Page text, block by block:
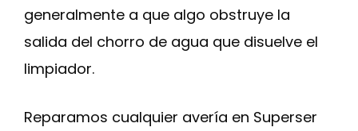
generalmente a que algo obstruye la
salida del chorro de agua que disuelve el
limpiador.
Reparamos cualquier avería en Superser